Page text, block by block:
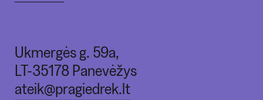
Ukmergės g. 59a,
LT-35178 Panevėžys
ateik@pragiedrek.lt